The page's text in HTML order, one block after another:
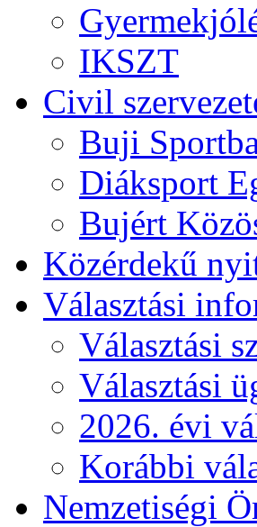
IKSZT
Civil
Buji
Diáksport
Bujért
Közérdekű
Választási
Választási
Választási
2026. évi
Korábbi
Nemzetiségi